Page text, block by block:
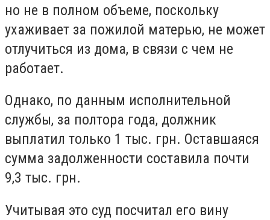
но не в полном объеме, поскольку
ухаживает за пожилой матерью, не может
отлучиться из дома, в связи с чем не
работает.
Однако, по данным исполнительной
службы, за полтора года, должник
выплатил только 1 тыс. грн. Оставшаяся
сумма задолженности составила почти
9,3 тыс. грн.
Учитывая это суд посчитал его вину